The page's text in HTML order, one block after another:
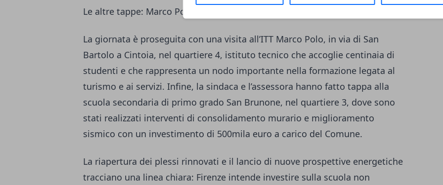
Le altre tappe: Marco Polo e San Brunone
La giornata è proseguita con una visita all’ITT Marco Polo, in via di San
Bartolo a Cintoia, nel quartiere 4, istituto tecnico che accoglie centinaia di
studenti e che rappresenta un nodo importante nella formazione legata al
turismo e ai servizi. Infine, la sindaca e l’assessora hanno fatto tappa alla
scuola secondaria di primo grado San Brunone, nel quartiere 3, dove sono
stati realizzati interventi di consolidamento murario e miglioramento
sismico con un investimento di 500mila euro a carico del Comune.
La riapertura dei plessi rinnovati e il lancio di nuove prospettive energetiche
tracciano una linea chiara: Firenze intende investire sulla scuola non